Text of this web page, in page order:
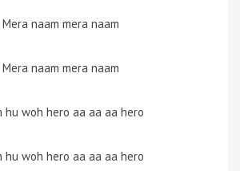
Mera naam mera naam
Mera naam mera naam
hu woh hero aa aa aa hero
hu woh hero aa aa aa hero